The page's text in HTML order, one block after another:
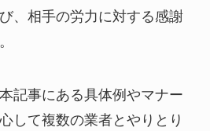
、相手の労力に対する感謝
記事にある具体例やマナー
して複数の業者とやりとり